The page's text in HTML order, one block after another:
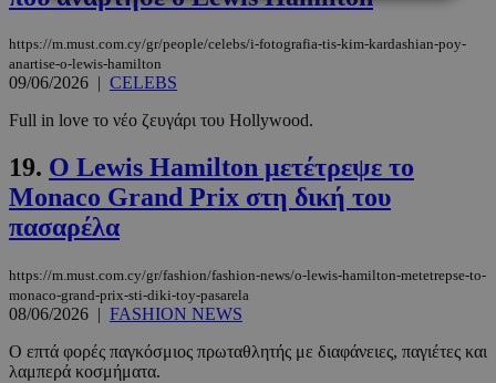
https://m.must.com.cy/gr/people/celebs/i-fotografia-tis-kim-kardashian-poy-
anartise-o-lewis-hamilton
09/06/2026 | CELEBS
Full in love το νέο ζευγάρι του Hollywood.
19. Ο Lewis Hamilton μετέτρεψε το
Monaco Grand Prix στη δική του
πασαρέλα
https://m.must.com.cy/gr/fashion/fashion-news/o-lewis-hamilton-metetrepse-to-
monaco-grand-prix-sti-diki-toy-pasarela
08/06/2026 | FASHION NEWS
Ο επτά φορές παγκόσμιος πρωταθλητής με διαφάνειες, παγιέτες και
λαμπερά κοσμήματα.
Απολύτως απαραίτητα
Απόδοσης
Στόχευσης
βασικές λειτουργίες του ιστότοπου, όπως τη
σύνδεση χρήστη και τη διαχείριση λογαριασμού.
Ο ιστότοπος δεν μπορεί να χρησιμοποιηθεί σωστά
χωρίς τα απολύτως απαραίτητα cookies.
Πεδίο
PinToTopCookie